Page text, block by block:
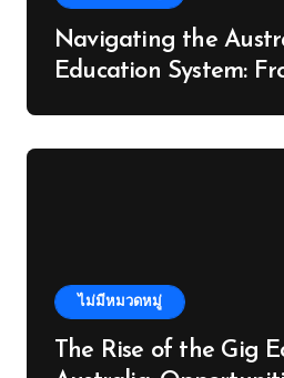
Navigating the
Education System:
ไม่มีหมวดหมู่
The Rise of the Gig